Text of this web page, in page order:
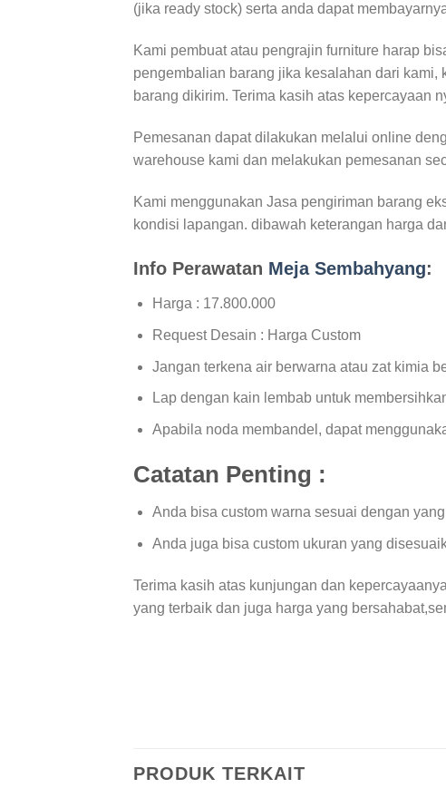
(jika ready stock) serta anda dapat
Kami pembuat atau pengrajin furniture harap
pengembalian barang jika kesalahan dari
barang dikirim. Terima kasih atas kepercayaan
Pemesanan dapat dilakukan melalui online
warehouse kami dan melakukan pemesanan
Kami menggunakan Jasa pengiriman barang
kondisi lapangan. dibawah keterangan harga
Info Perawatan Meja Sembahyang:
Harga : 17.800.000
Request Desain : Harga Custom
Jangan terkena air berwarna atau zat kimia
Lap dengan kain lembab untuk
Apabila noda membandel, dapat
Catatan Penting :
Anda bisa custom warna sesuai dengan
Anda juga bisa custom ukuran yang
Terima kasih atas kunjungan dan
yang terbaik dan juga harga yang
PRODUK TERKAIT